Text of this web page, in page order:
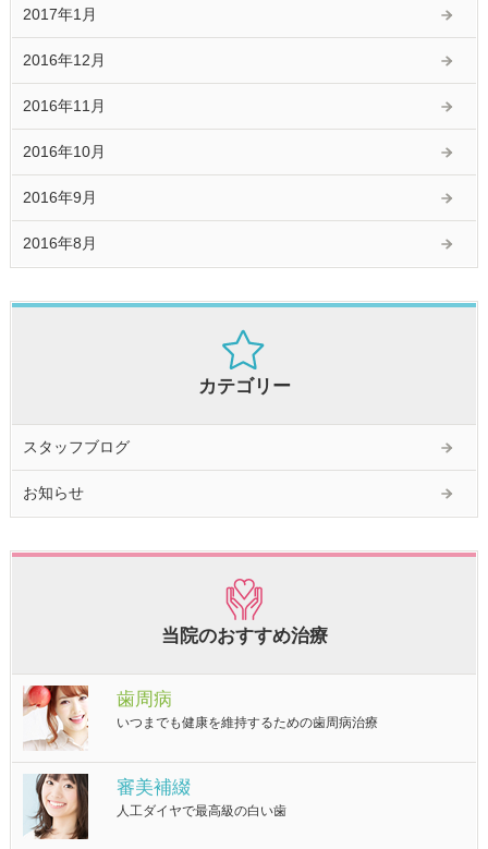
2017年1月
2016年12月
2016年11月
2016年10月
2016年9月
2016年8月
カテゴリー
スタッフブログ
お知らせ
当院のおすすめ治療
歯周病
いつまでも健康を維持するための歯周病治療
審美補綴
人工ダイヤで最高級の白い歯